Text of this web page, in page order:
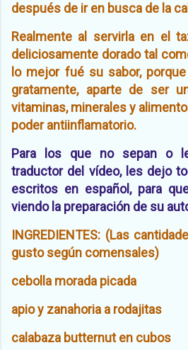
después de ir en busca de la
Realmente al servirla en el
deliciosamente dorado tal
lo mejor fué su sabor,
gratamente, aparte de ser
vitaminas, minerales y
poder antiinflamatorio.
Para los que no sepan o
traductor del vídeo, les dejo
escritos en español, para
viendo la preparación de su
INGREDIENTES: (Las
gusto según comensales)
cebolla morada picada
apio y zanahoria a rodajitas
calabaza butternut en cubos